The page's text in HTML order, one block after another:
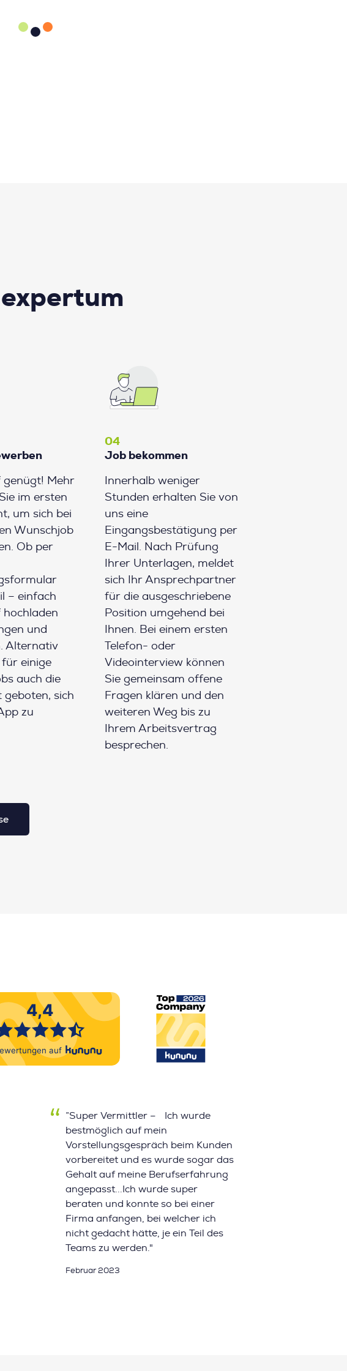
expertum
genügt! Mehr
im ersten
um sich bei
Wunschjob
Ob per
– einfach
hochladen
und
Alternativ
einige
auch die
geboten, sich
zu
04
Job bekommen
Innerhalb weniger
Stunden erhalten Sie von
uns eine
Eingangsbestätigung per
E-Mail. Nach Prüfung
Ihrer Unterlagen, meldet
sich Ihr Ansprechpartner
für die ausgeschriebene
Position umgehend bei
Ihnen. Bei einem ersten
Telefon- oder
Videointerview können
Sie gemeinsam offene
Fragen klären und den
weiteren Weg bis zu
Ihrem Arbeitsvertrag
besprechen.
”Super Vermittler – Ich wurde
bestmöglich auf mein
Vorstellungsgespräch beim Kunden
vorbereitet und es wurde sogar das
Gehalt auf meine Berufserfahrung
angepasst...Ich wurde super
beraten und konnte so bei einer
Firma anfangen, bei welcher ich
nicht gedacht hätte, je ein Teil des
Teams zu werden."
Februar 2023